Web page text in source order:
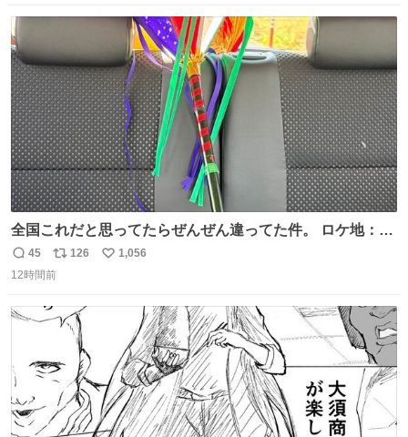
術館
全国これだと思ってたらぜんぜん違ってた件。 ロケ地：広
島
返
信
45
リ
ポ
ト
126
い
1,056
12時間前